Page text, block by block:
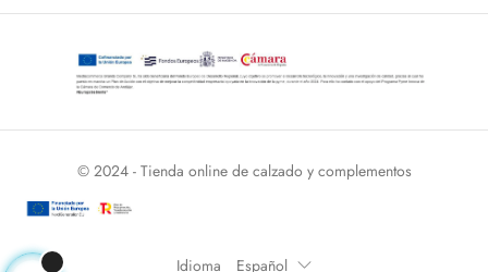
© 2024 - Tienda online de calzado y complementos
Idioma Español